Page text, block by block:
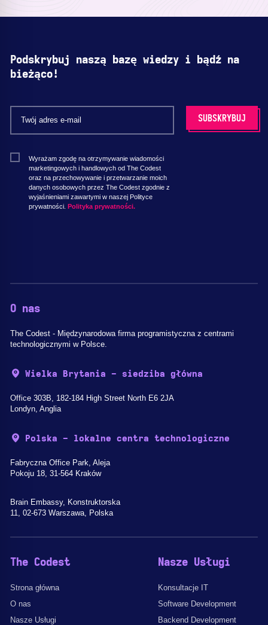
Podskrybuj naszą bazę wiedzy i bądź na
bieżąco!
Wyrażam zgodę na otrzymywanie wiadomości
marketingowych i handlowych od The Codest
oraz na przechowywanie i przetwarzanie moich
danych osobowych przez The Codest zgodnie z
wyjaśnieniami zawartymi w naszej Polityce
prywatności. Polityka prywatności.
O nas
The Codest - Międzynarodowa firma programistyczna z centrami
technologicznymi w Polsce.
Wielka Brytania - siedziba główna
Office 303B, 182-184 High Street North E6 2JA
Londyn, Anglia
Polska - lokalne centra technologiczne
Fabryczna Office Park, Aleja
Pokoju 18, 31-564 Kraków
Brain Embassy, Konstruktorska
11, 02-673 Warszawa, Polska
The Codest
Strona główna
O nas
Nasze Usługi
Nasze Usługi
Konsultacje IT
Software Development
Backend Development